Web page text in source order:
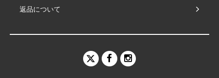
返品について